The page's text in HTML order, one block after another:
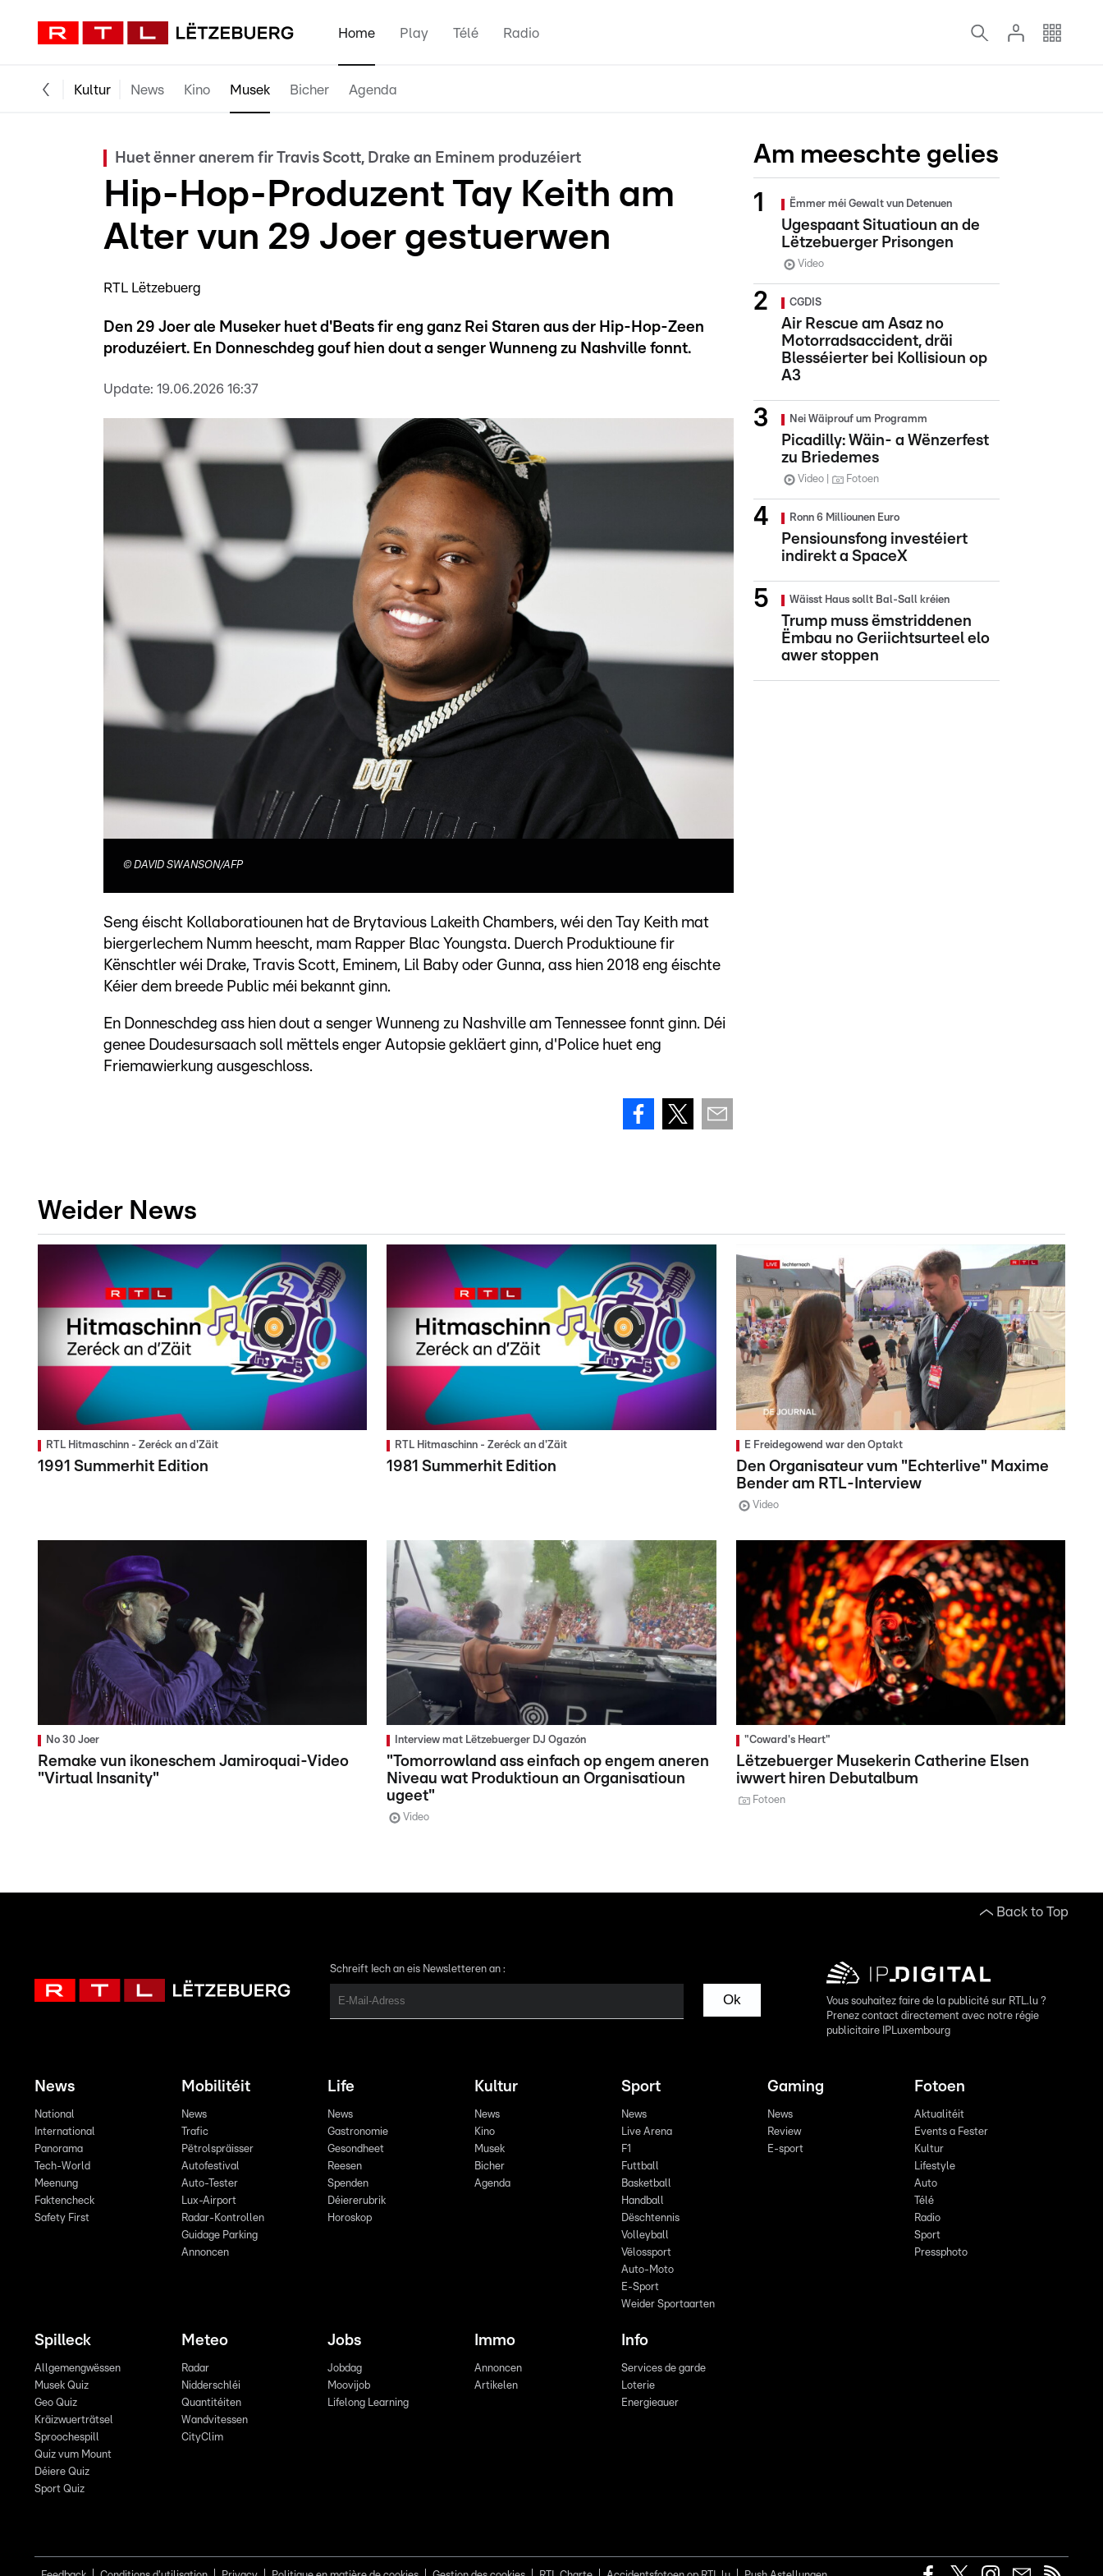
Home Play Télé Radio
Kultur News Kino Musek Bicher Agenda
Huet ënner anerem fir Travis Scott, Drake an Eminem produzéiert
Hip-Hop-Produzent Tay Keith am
Alter vun 29 Joer gestuerwen
RTL Lëtzebuerg
Den 29 Joer ale Museker huet d'Beats fir eng ganz Rei Staren aus der Hip-Hop-Zeen
produzéiert. En Donneschdeg gouf hien dout a senger Wunneng zu Nashville fonnt.
Update: 19.06.2026 16:37
© DAVID SWANSON/AFP
Seng éischt Kollaboratiounen hat de Brytavious Lakeith Chambers, wéi den Tay Keith mat
biergerlechem Numm heescht, mam Rapper Blac Youngsta. Duerch Produktioune fir
Kënschtler wéi Drake, Travis Scott, Eminem, Lil Baby oder Gunna, ass hien 2018 eng éischte
Kéier dem breede Public méi bekannt ginn.
En Donneschdeg ass hien dout a senger Wunneng zu Nashville am Tennessee fonnt ginn. Déi
genee Doudesursaach soll mëttels enger Autopsie gekläert ginn, d'Police huet eng
Friemawierkung ausgeschloss.
Am meeschte gelies
Ëmmer méi Gewalt vun Detenuen
Ugespaant Situatioun an de
Lëtzebuerger Prisongen
Video
CGDIS
Air Rescue am Asaz no
Motorradsaccident, dräi
Blesséierter bei Kollisioun op
A3
Nei Wäiprouf um Programm
Picadilly: Wäin- a Wënzerfest
zu Briedemes
Video Fotoen
Ronn 6 Milliounen Euro
Pensiounsfong investéiert
indirekt a SpaceX
Wäisst Haus sollt Bal-Sall kréien
Trump muss ëmstriddenen
Ëmbau no Geriichtsurteel elo
awer stoppen
Weider News
RTL Hitmaschinn - Zeréck an d'Zäit
1991 Summerhit Edition
RTL Hitmaschinn - Zeréck an d'Zäit
1981 Summerhit Edition
E Freidegowend war den Optakt
Den Organisateur vum "Echterlive" Maxime
Bender am RTL-Interview
Video
No 30 Joer
Remake vun ikoneschem Jamiroquai-Video
"Virtual Insanity"
Interview mat Lëtzebuerger DJ Ogazón
"Tomorrowland ass einfach op engem aneren
Niveau wat Produktioun an Organisatioun
ugeet"
Video
"Coward's Heart"
Lëtzebuerger Musekerin Catherine Elsen
iwwert hiren Debutalbum
Fotoen
Back to Top
Schreift Iech an eis Newsletteren an :
Ok
Vous souhaitez faire de la publicité sur RTL.lu ?
Prenez contact directement avec notre régie
publicitaire IPLuxembourg
News
National
International
Panorama
Tech-World
Meenung
Faktencheck
Safety First
Mobilitéit
News
Trafic
Pëtrolspräisser
Autofestival
Auto-Tester
Lux-Airport
Radar-Kontrollen
Guidage Parking
Annoncen
Life
News
Gastronomie
Gesondheet
Reesen
Spenden
Déiererubrik
Horoskop
Kultur
News
Kino
Musek
Bicher
Agenda
Sport
News
Live Arena
F1
Futtball
Basketball
Handball
Dëschtennis
Volleyball
Vëlossport
Auto-Moto
E-Sport
Weider Sportaarten
Gaming
News
Review
E-sport
Fotoen
Aktualitéit
Events a Fester
Kultur
Lifestyle
Auto
Télé
Radio
Sport
Pressphoto
Spilleck
Allgemengwëssen
Musek Quiz
Geo Quiz
Kräizwuerträtsel
Sproochespill
Quiz vum Mount
Déiere Quiz
Sport Quiz
Meteo
Radar
Nidderschléi
Quantitéiten
Wandvitessen
CityClim
Jobs
Jobdag
Moovijob
Lifelong Learning
Immo
Annoncen
Artikelen
Info
Services de garde
Loterie
Energieauer